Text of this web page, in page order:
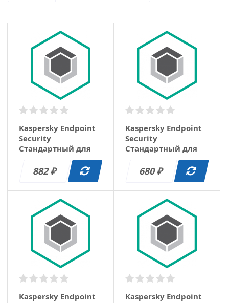
Kaspersky Endpoint
Security
Стандартный для
базовая 1 год (10-14)
882₽
Kaspersky Endpoint
Security
Стандартный для
базовая 1 год (100-
680₽
Kaspersky Endpoint
Kaspersky Endpoint